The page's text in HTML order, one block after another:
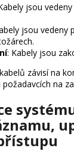
jsou
jsou vedeny
: Kabely jsou
závisí na
na